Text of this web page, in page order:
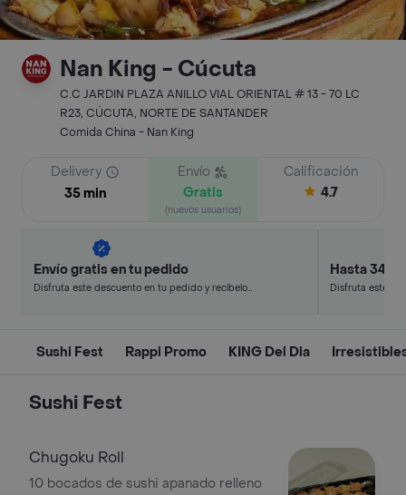
Nan King - Cúcuta
C.C JARDIN PLAZA ANILLO VIAL ORIENTAL # 13 - 70 LC
R23, CÚCUTA, NORTE DE SANTANDER
Comida China - Nan King
Delivery
35 min
Envío
Gratis
(nuevos usuarios)
Calificación
4.7
Envío gratis en tu pedido
Disfruta este descuento en tu pedido y recíbelo
Hasta 34%
Disfruta este
Sushi Fest Rappi Promo KING Del Dia
Sushi Fest
Chugoku Roll
10 bocados de sushi apanado relleno